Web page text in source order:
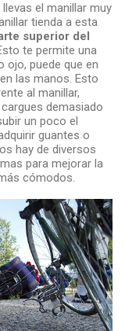
el manillar muy
tienda a esta
superior del
te permite una
ojo, puede que en
las manos. Esto
al manillar,
demasiado
un poco el
guantes o
hay de diversos
para mejorar la
cómodos.